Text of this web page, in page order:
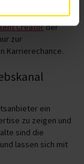
zur Erstellung
Sie gerne den
Creatorder
zur
Karrierechance.
ein
zu zeigen und
sind die
lassen sich mit